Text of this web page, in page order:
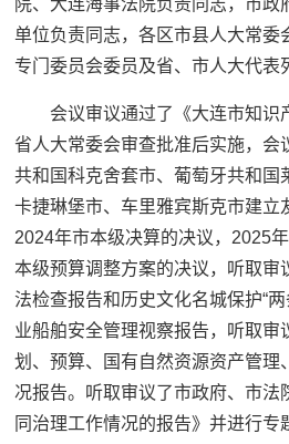
院、大连海事法院负责同志，市政
单位负责同志，各区市县人大常委
专门委员会委员及省、市人大代表
会议审议通过了《大连市知识
省人大常委会审查批准后实施，会
共和国科克舍套市、葡萄牙共和国
卡捷琳堡市、车里雅宾斯克市建立
2024年市本级决算的决议，2025
本级预算调整方案的决议，听取审
法检查报告和历史文化名城保护“
业船舶安全管理视察报告，听取审
划、预算、国有自然资源资产管理
况报告。听取审议了市政府、市法
同治理工作情况的报告》并进行专